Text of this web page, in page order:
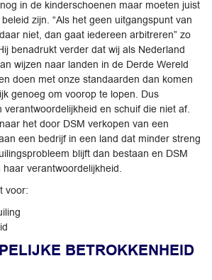
in de kinderschoenen maar moeten juist
zijn. “Als het geen uitgangspunt van
niet, dan gaat iedereen arbitreren” zo
benadrukt verder dat wij als Nederland
wijzen naar landen in de Derde Wereld
doen met onze standaarden dan komen
genoeg om voorop te lopen. Dus
verantwoordelijkheid en schuif die niet af.
het door DSM verkopen van een
een bedrijf in een land dat minder streng
blijft dan bestaan en DSM
verantwoordelijkheid.
voor:
BETROKKENHEID